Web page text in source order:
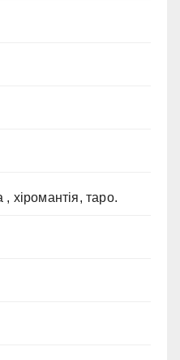
, хіромантія, таро.